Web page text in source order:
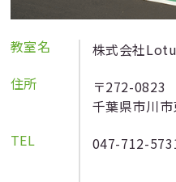
教室名
株式会社
住所
〒272-0823
千葉県市川
TEL
047-712-